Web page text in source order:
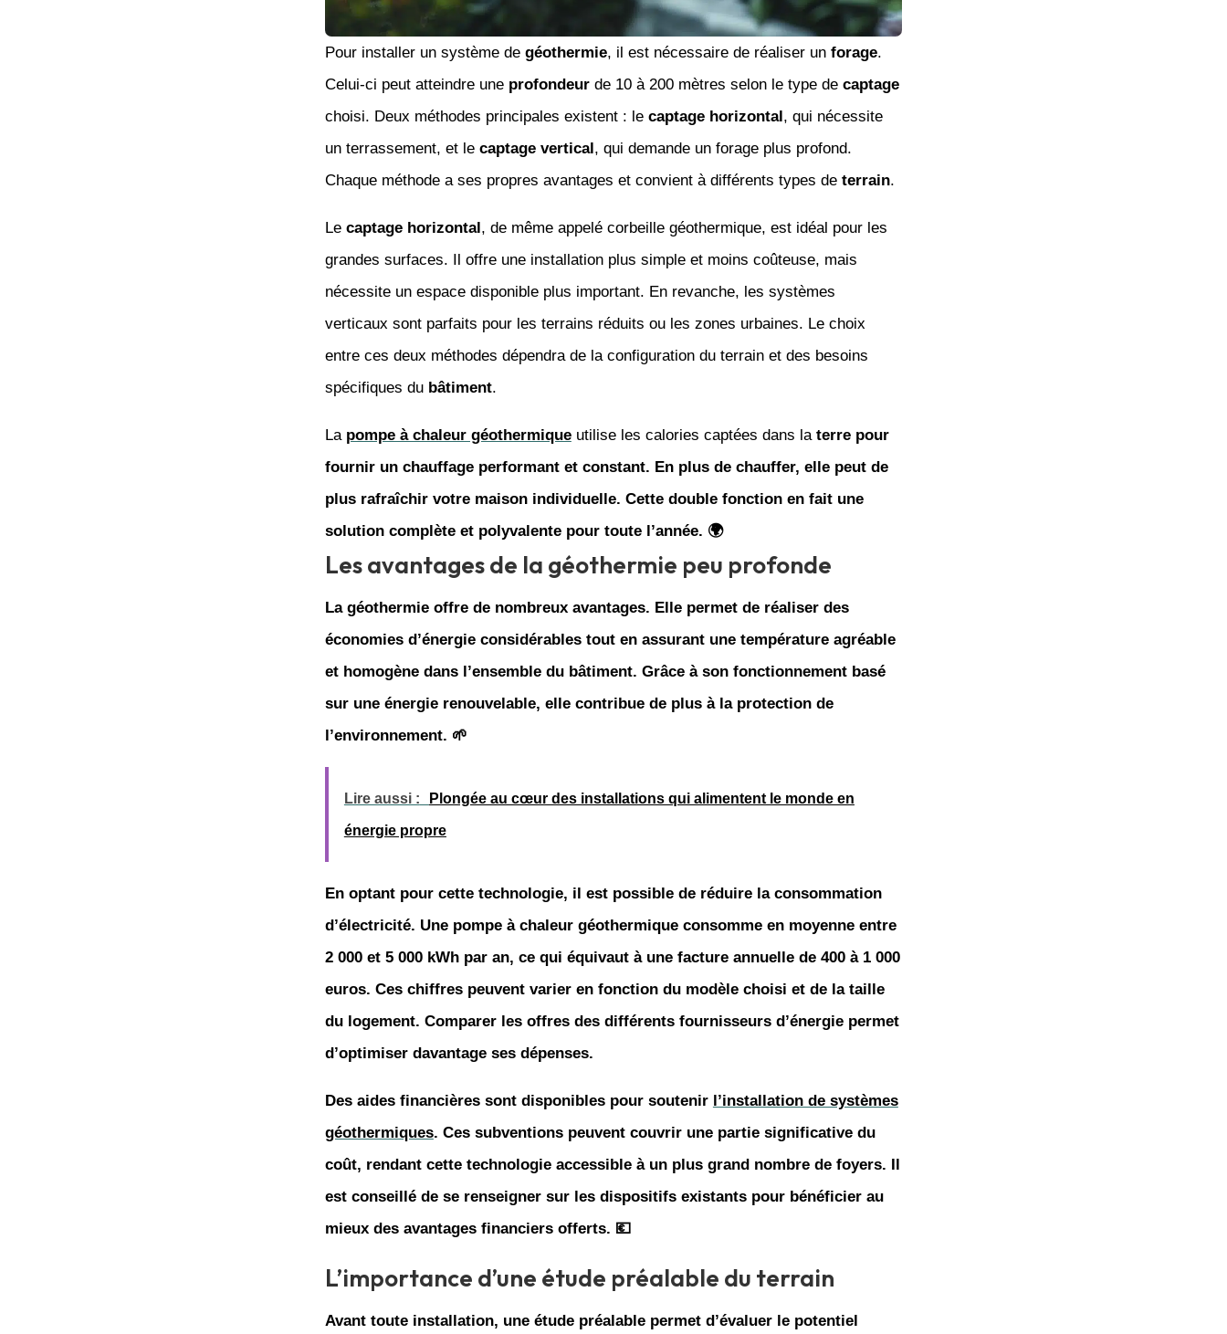
Pour installer un système de géothermie, il est nécessaire de réaliser un forage.
Celui-ci peut atteindre une profondeurde 10 à 200 mètres selon le type de captage
choisi. Deux méthodes principales existent : le captage horizontal, qui nécessite
un terrassement, et le captage vertical, qui demande un forage plus profond.
Chaque méthode a ses propres avantages et convient à différents types de terrain.
Le captage horizontal, de même appelé corbeille géothermique, est idéal pour les
grandes surfaces. Il offre une installation plus simple et moins coûteuse, mais
nécessite un espace disponible plus important. En revanche, les systèmes
verticaux sont parfaits pour les terrains réduits ou les zones urbaines. Le choix
entre ces deux méthodes dépendra de la configuration du terrain et des besoins
spécifiques du bâtiment.
La pompe à chaleur géothermiqueutilise les calories captées dans la terre pour
fournir un chauffage performant et constant. En plus de chauffer, elle peut de
plus rafraîchir votre maison individuelle. Cette double fonction en fait une
solution complète et polyvalente pour toute l’année. 🌍
Les avantages de la géothermie peu profonde
La géothermieoffre de nombreux avantages. Elle permet de réaliser des
économies d’énergieconsidérables tout en assurant une température agréable
et homogène dans l’ensemble du bâtiment. Grâce à son fonctionnement basé
sur une énergie renouvelable, elle contribue de plus à la protection de
l’environnement. 🌱
Lire aussi : Plongée au cœur des installations qui alimentent le monde en
énergie propre
En optant pour cette technologie, il est possible de réduire la consommation
d’électricité. Une pompe à chaleur géothermiqueconsomme en moyenne entre
2 000 et 5 000 kWh par an, ce qui équivaut à une facture annuelle de 400 à 1 000
euros. Ces chiffres peuvent varier en fonction du modèle choisi et de la taille
du logement. Comparer les offres des différents fournisseurs d’énergie permet
d’optimiser davantage ses dépenses.
Des aides financières sont disponibles pour soutenir l’installation de systèmes
géothermiques. Ces subventions peuvent couvrir une partie significative du
coût, rendant cette technologie accessible à un plus grand nombre de foyers. Il
est conseillé de se renseigner sur les dispositifs existants pour bénéficier au
mieux des avantages financiers offerts. 💶
L’importance d’une étude préalable du terrain
Avant toute installation, une étude préalable permet d’évaluer le potentiel